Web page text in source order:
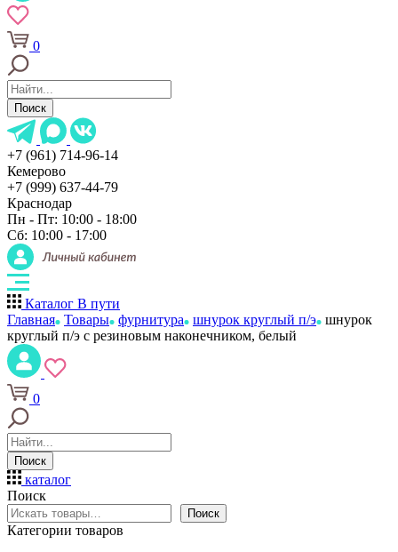
0
Поиск
+7 (961) 714-96-14
Кемерово
+7 (999) 637-44-79
Краснодар
Пн - Пт: 10:00 - 18:00
Сб: 10:00 - 17:00
Каталог В пути
Главная Товары фурнитура шнурок круглый п/э шнурок
круглый п/э с резиновым наконечником, белый
0
Поиск
каталог
Поиск
Поиск
Категории товаров